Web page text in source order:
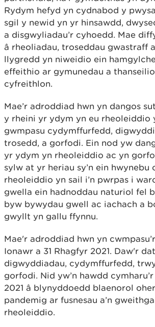
Rydym hefyd yn cydnabod y
sgil y newid yn yr hinsawdd,
a disgwyliadau’r cyhoedd. Mae
â rheoliadau, troseddau gwastraff
llygredd yn niweidio ein
effeithio ar gymunedau a thanseilio
cyfreithlon.
Mae’r adroddiad hwn yn dangos
y rheini yr ydym yn eu rheoleiddio
gwmpasu cydymffurfedd,
trosedd, a gorfodi. Ein nod yw
yr ydym yn rheoleiddio ac yn
sylw at yr heriau sy’n ein hwynebu
rheoleiddio yn sail i’n pwrpas i
gwella ein hadnoddau naturiol fel
byw bywydau gwell ac iachach a
gwyllt yn gallu ffynnu.
Mae'r adroddiad hwn yn
Ionawr a 31 Rhagfyr 2021. Daw'r
digwyddiadau, cydymffurfedd,
gorfodi. Nid yw’n hawdd
2021 â blynyddoedd blaenorol
pandemig ar fusnesau a’n
rheoleiddio.